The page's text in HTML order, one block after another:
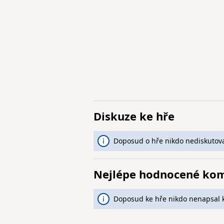
Diskuze ke hře
Doposud o hře nikdo
Nejlépe hodnocené
Doposud ke hře nikdo nenapsal